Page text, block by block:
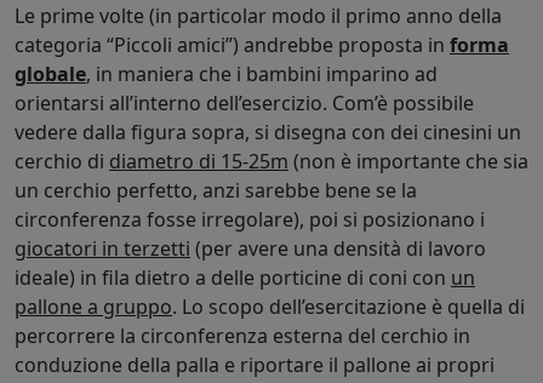
Le prime volte (in particolar modo il primo anno della
categoria “Piccoli amici”) andrebbe proposta in forma
globale, in maniera che i bambini imparino ad
orientarsi all’interno dell’esercizio. Com’è possibile
vedere dalla figura sopra, si disegna con dei cinesini un
cerchio di diametro di 15-25m (non è importante che sia
un cerchio perfetto, anzi sarebbe bene se la
circonferenza fosse irregolare), poi si posizionano i
giocatori in terzetti (per avere una densità di lavoro
ideale) in fila dietro a delle porticine di coni con un
pallone a gruppo. Lo scopo dell’esercitazione è quella di
percorrere la circonferenza esterna del cerchio in
conduzione della palla e riportare il pallone ai propri